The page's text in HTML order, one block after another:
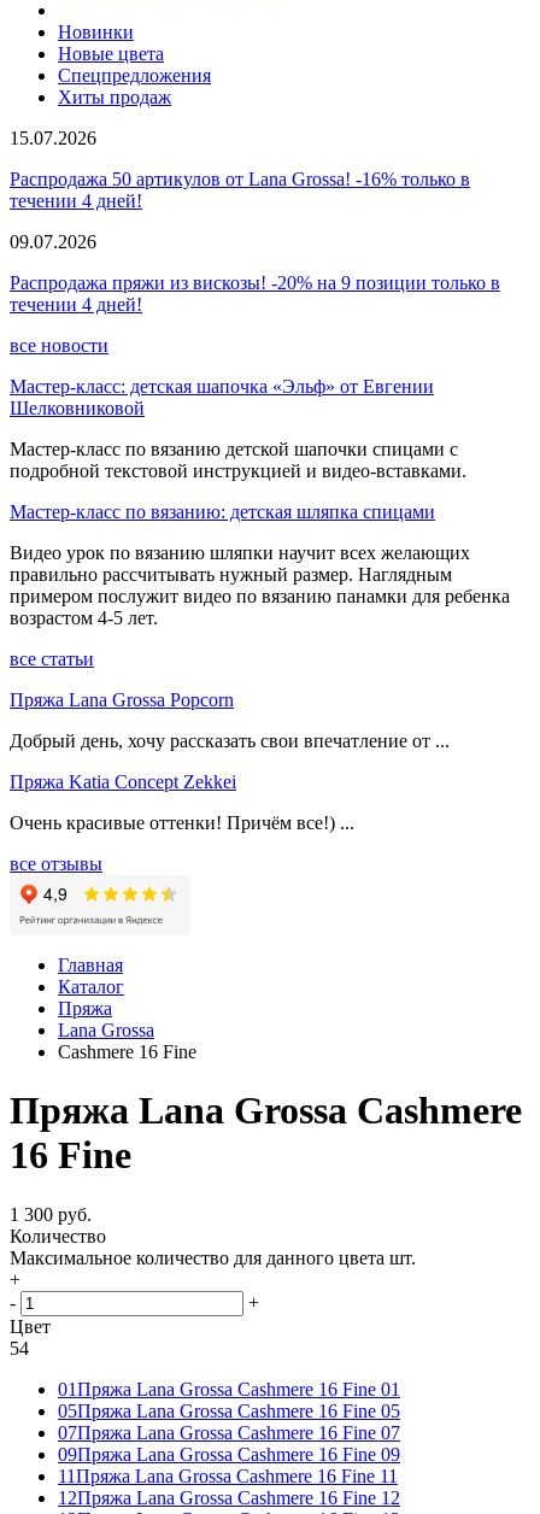
Новинки
Новые цвета
Спецпредложения
Хиты продаж
15.07.2026
Распродажа 50 артикулов от Lana Grossa! -16% только в
течении 4 дней!
09.07.2026
Распродажа пряжи из вискозы! -20% на 9 позиции только в
течении 4 дней!
все новости
Мастер-класс: детская шапочка «Эльф» от Евгении
Шелковниковой
Мастер-класс по вязанию детской шапочки спицами с
подробной текстовой инструкцией и видео-вставками.
Мастер-класс по вязанию: детская шляпка спицами
Видео урок по вязанию шляпки научит всех желающих
правильно рассчитывать нужный размер. Наглядным
примером послужит видео по вязанию панамки для ребенка
возрастом 4-5 лет.
все статьи
Пряжа Lana Grossa Popcorn
Добрый день, хочу рассказать свои впечатление от ...
Пряжа Katia Concept Zekkei
Очень красивые оттенки! Причём все!) ...
все отзывы
Главная
Каталог
Пряжа
Lana Grossa
Cashmere 16 Fine
Пряжа Lana Grossa Cashmere
16 Fine
1 300 руб.
Количество
Максимальное количество для данного цвета шт.
+
-
+
Цвет
54
01Пряжа Lana Grossa Cashmere 16 Fine 01
05Пряжа Lana Grossa Cashmere 16 Fine 05
07Пряжа Lana Grossa Cashmere 16 Fine 07
09Пряжа Lana Grossa Cashmere 16 Fine 09
11Пряжа Lana Grossa Cashmere 16 Fine 11
12Пряжа Lana Grossa Cashmere 16 Fine 12